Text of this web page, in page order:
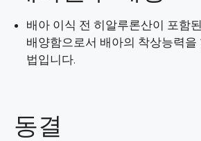
배아 이식 전 히알루론산이 포함
배양함으로서 배아의 착상능력
법입니다.
동결